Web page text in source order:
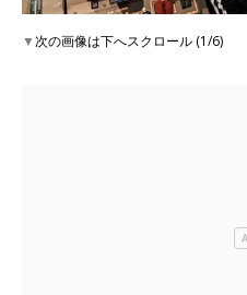
▼次の画像は下へスクロール (1/6)